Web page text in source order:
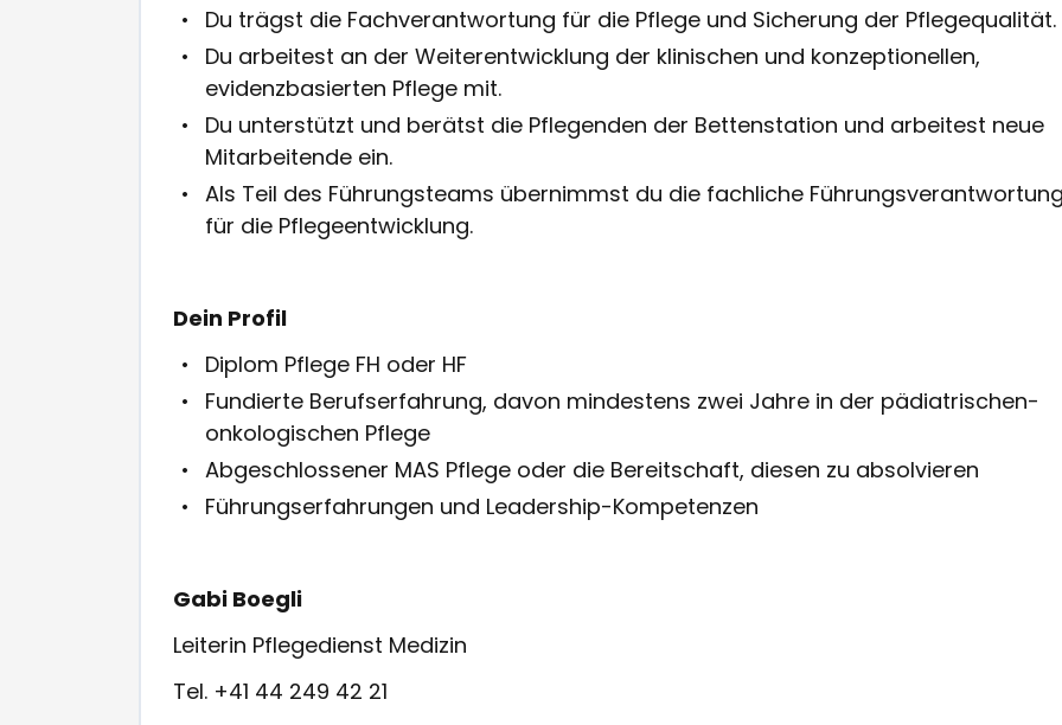
Du trägst die Fachverantwortung für die Pflege und Sicherung der Pflegequalität.
Du arbeitest an der Weiterentwicklung der klinischen und konzeptionellen,
evidenzbasierten Pflege mit.
Du unterstützt und berätst die Pflegenden der Bettenstation und arbeitest neue
Mitarbeitende ein.
Als Teil des Führungsteams übernimmst du die fachliche
für die Pflegeentwicklung.
Dein Profil
Diplom Pflege FH oder HF
Fundierte Berufserfahrung, davon mindestens zwei Jahre in der pädiatrischen-
onkologischen Pflege
Abgeschlossener MAS Pflege oder die Bereitschaft, diesen zu absolvieren
Führungserfahrungen und Leadership-Kompetenzen
Gabi Boegli
Leiterin Pflegedienst Medizin
Tel. +41 44 249 42 21